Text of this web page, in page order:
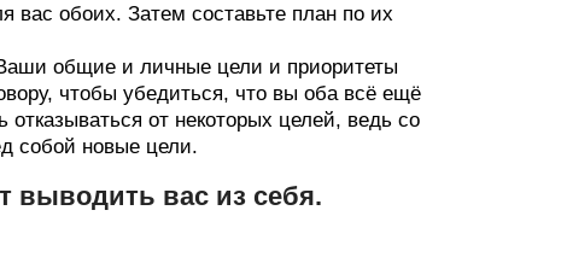
обоих. Затем составьте план по их
общие и личные цели и приоритеты
чтобы убедиться, что вы оба всё ещё
от некоторых целей, ведь со
собой новые цели.
выводить вас из себя.